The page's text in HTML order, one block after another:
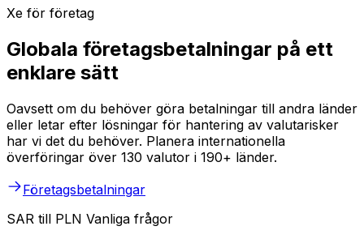
Xe för företag
Globala företagsbetalningar på ett
enklare sätt
Oavsett om du behöver göra betalningar till andra länder
eller letar efter lösningar för hantering av valutarisker
har vi det du behöver. Planera internationella
överföringar över 130 valutor i 190+ länder.
Företagsbetalningar
SAR till PLN Vanliga frågor